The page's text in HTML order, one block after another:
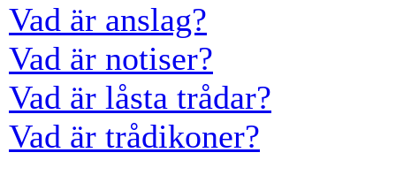
Vad är anslag?
Vad är notiser?
Vad är låsta trådar?
Vad är trådikoner?